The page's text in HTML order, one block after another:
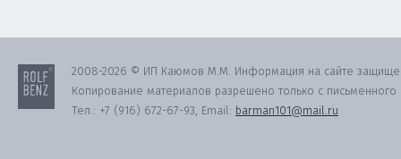
2008-2026 © ИП Каюмов М.М. Информация на сайте
Копирование материалов разрешено только с письменного
Тел.: +7 (916) 672-67-93, Email: barman101@mail.ru